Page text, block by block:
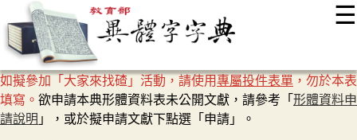
☰
最新消息
顯示模式
網站導覽 EN
如擬參加「大家來找碴」活動，請使用專屬投件表單 ，勿於本表
填寫。 欲申請本典形體資料表未公開文獻，請參考「 形體資料申
請說明 」，或於擬申請文獻下點選「申請」。